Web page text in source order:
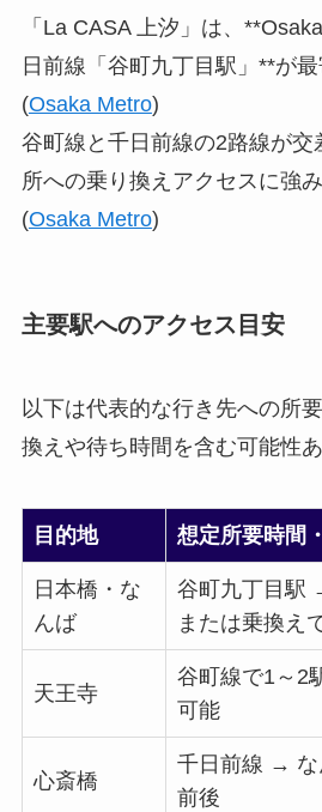
「La CASA 上汐」は、
日前線「谷町九丁目駅」**が最
(Osaka Metro)
谷町線と千日前線の2路線が交
所への乗り換えアクセスに強
(Osaka Metro)
主要駅へのアクセス目安
以下は代表的な行き先への所
換えや待ち時間を含む可能性あ
目的地 想定所要時間
日本橋・な
んば
谷町九丁目駅
または乗換え
天王寺
谷町線で1～2
可能
心斎橋
千日前線 → な
前後